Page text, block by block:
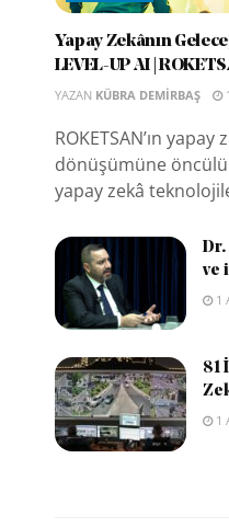
Yapay Zekânın
LEVEL-UP AI |
YAZAN KÜBRA DEMIRBAŞ
ROKETSAN’ın
dönüşümüne
yapay zekâ
Dr.
ve
1
81
1